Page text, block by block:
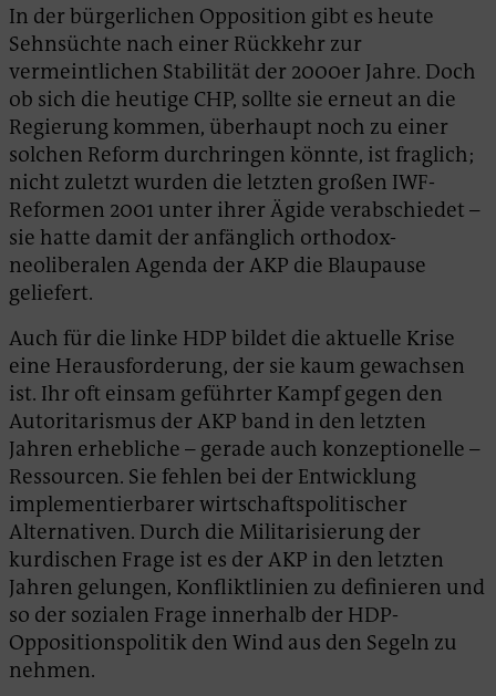
In der bürgerlichen Opposition gibt es heute
Sehnsüchte nach einer Rückkehr zur
vermeintlichen Stabilität der 2000er Jahre. Doch
ob sich die heutige CHP, sollte sie erneut an die
Regierung kommen, überhaupt noch zu einer
solchen Reform durchringen könnte, ist fraglich;
nicht zuletzt wurden die letzten großen IWF-
Reformen 2001 unter ihrer Ägide verabschiedet –
sie hatte damit der anfänglich orthodox-
neoliberalen Agenda der AKP die Blaupause
geliefert.
Auch für die linke HDP bildet die aktuelle Krise
eine Herausforderung, der sie kaum gewachsen
ist. Ihr oft einsam geführter Kampf gegen den
Autoritarismus der AKP band in den letzten
Jahren erhebliche – gerade auch konzeptionelle –
Ressourcen. Sie fehlen bei der Entwicklung
implementierbarer wirtschaftspolitischer
Alternativen. Durch die Militarisierung der
kurdischen Frage ist es der AKP in den letzten
Jahren gelungen, Konfliktlinien zu definieren und
so der sozialen Frage innerhalb der HDP-
Oppositionspolitik den Wind aus den Segeln zu
nehmen.